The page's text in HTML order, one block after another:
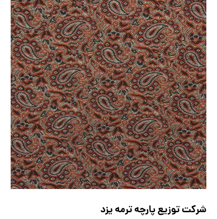
شرکت توزیع پارچه ترمه یزد